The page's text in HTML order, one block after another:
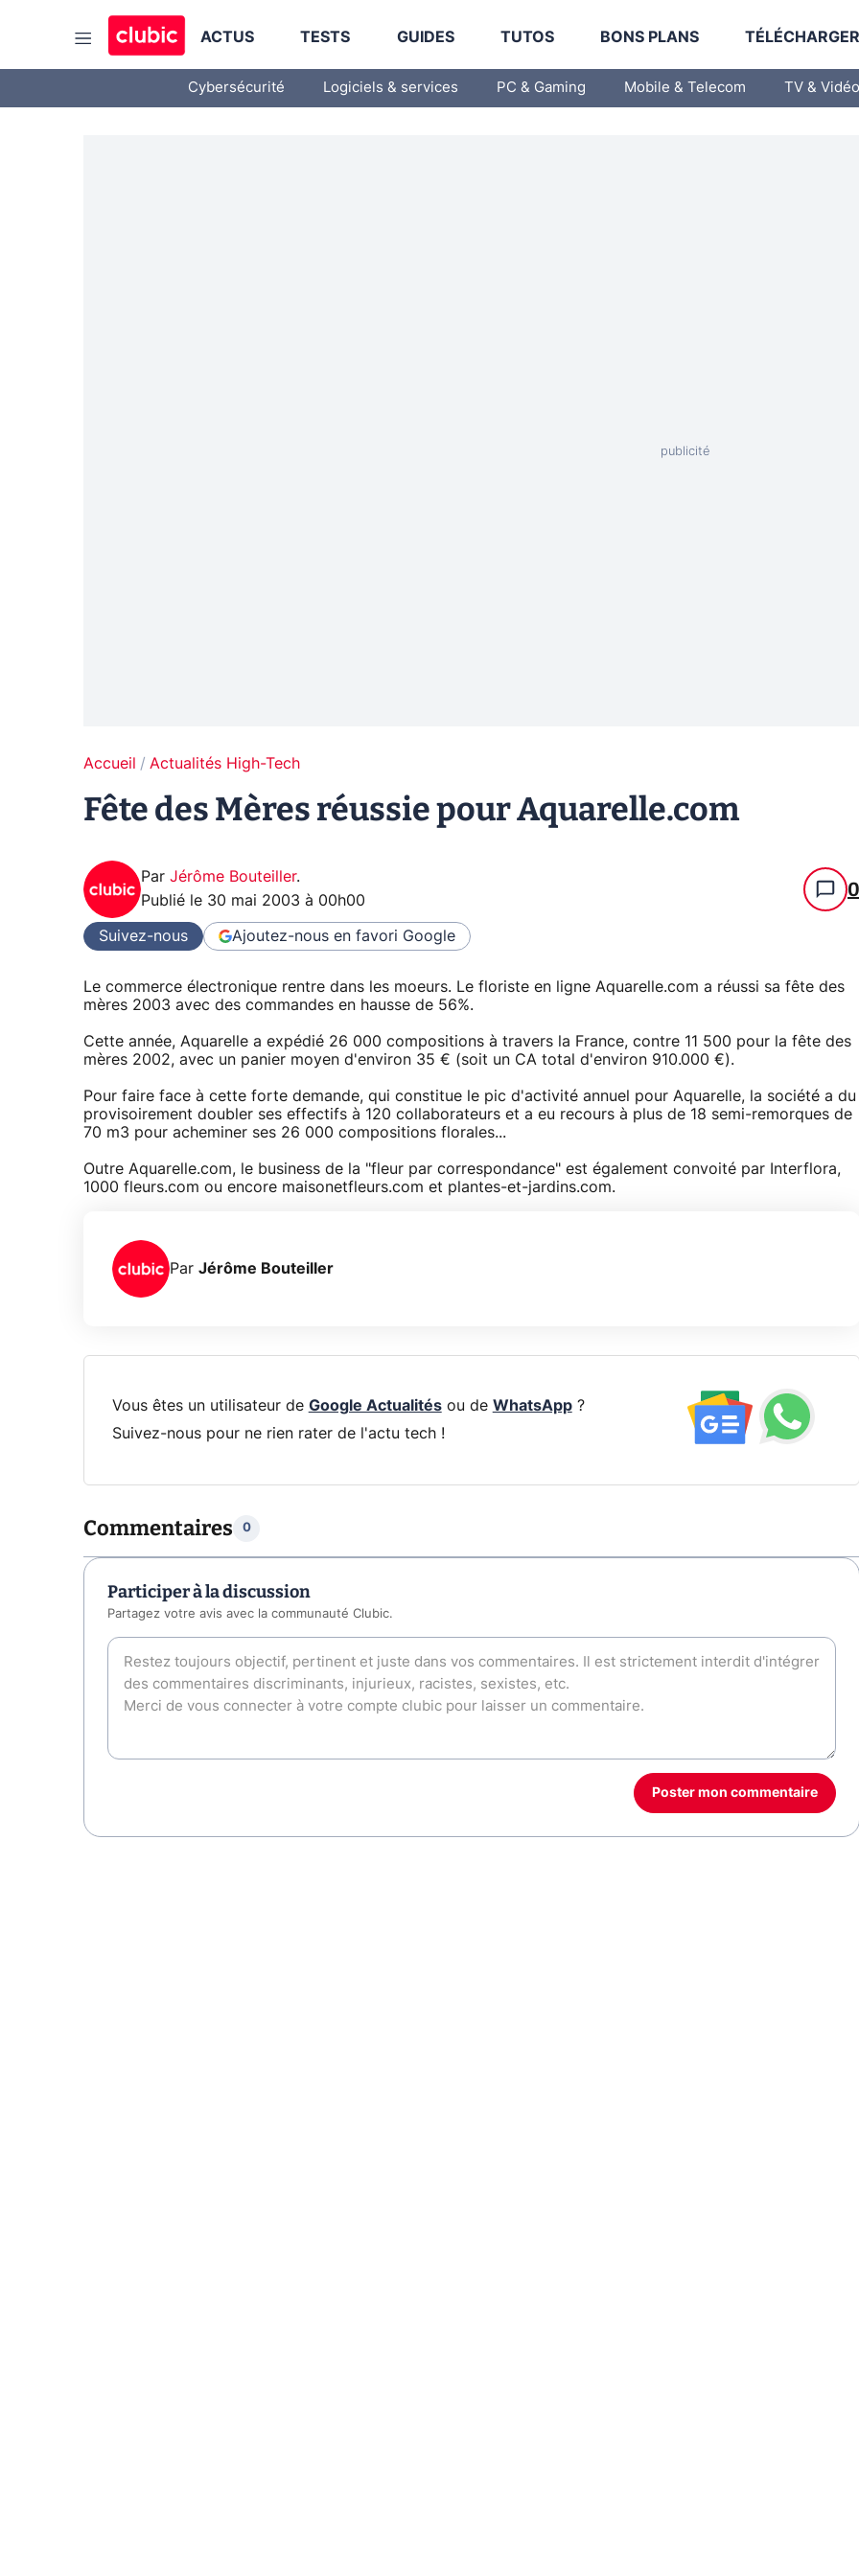
ACTUS TESTS GUIDES TUTOS BONS PLANS
Cybersécurité Logiciels & services PC & Gaming Mobile & Telecom TV & Vidéo
Accueil Actualités High-Tech
Fête des Mères réussie pour Aquarelle.com
Par Jérôme Bouteiller.
Publié le 30 mai 2003 à 00h00 0
Suivez-nous Ajoutez-nous en favori Google
Le commerce électronique rentre dans les moeurs. Le floriste en ligne Aquarelle.com a réussi sa fête des
mères 2003 avec des commandes en hausse de 56%.
Cette année, Aquarelle a expédié 26 000 compositions à travers la France, contre 11 500 pour la fête des
mères 2002, avec un panier moyen d'environ 35 € (soit un CA total d'environ 910.000 €).
Pour faire face à cette forte demande, qui constitue le pic d'activité annuel pour Aquarelle, la société a du
provisoirement doubler ses effectifs à 120 collaborateurs et a eu recours à plus de 18 semi-remorques de
70 m3 pour acheminer ses 26 000 compositions florales...
Outre Aquarelle.com, le business de la "fleur par correspondance" est également convoité par Interflora,
1000 fleurs.com ou encore maisonetfleurs.com et plantes-et-jardins.com.
Par Jérôme Bouteiller
Vous êtes un utilisateur de Google Actualitésou de WhatsApp?
Suivez-nous pour ne rien rater de l'actu tech !
Commentaires 0
Participer à la discussion
Partagez votre avis avec la communauté Clubic.
Poster mon commentaire